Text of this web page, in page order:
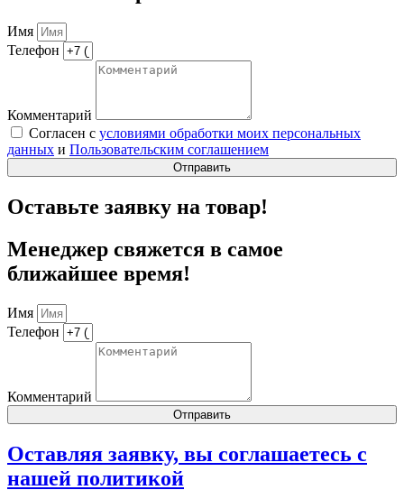
Имя
Телефон
Комментарий
Согласен с условиями обработки моих персональных
данных и Пользовательским соглашением
Отправить
Оставьте заявку на товар!
Менеджер свяжется в самое
ближайшее время!
Имя
Телефон
Комментарий
Отправить
Оставляя заявку, вы соглашаетесь с
нашей политикой